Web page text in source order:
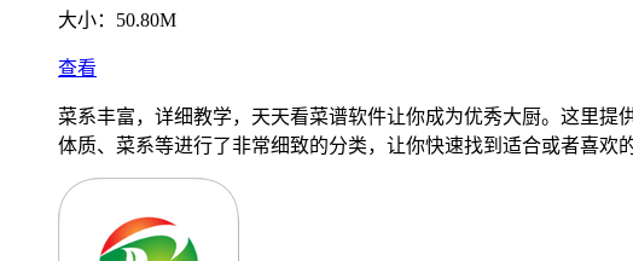
大小： 50.80M
查看
菜系丰富，详细教学，天天看菜谱软件让你成为优秀大厨。这里提
体质、菜系等进行了非常细致的分类，让你快速找到适合或者喜欢